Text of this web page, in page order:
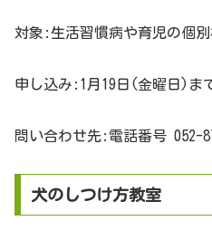
対象:生活習慣病や育児の個
申し込み:1月19日(金曜日)ま
問い合わせ先:電話番号 052-
犬のしつけ方教室